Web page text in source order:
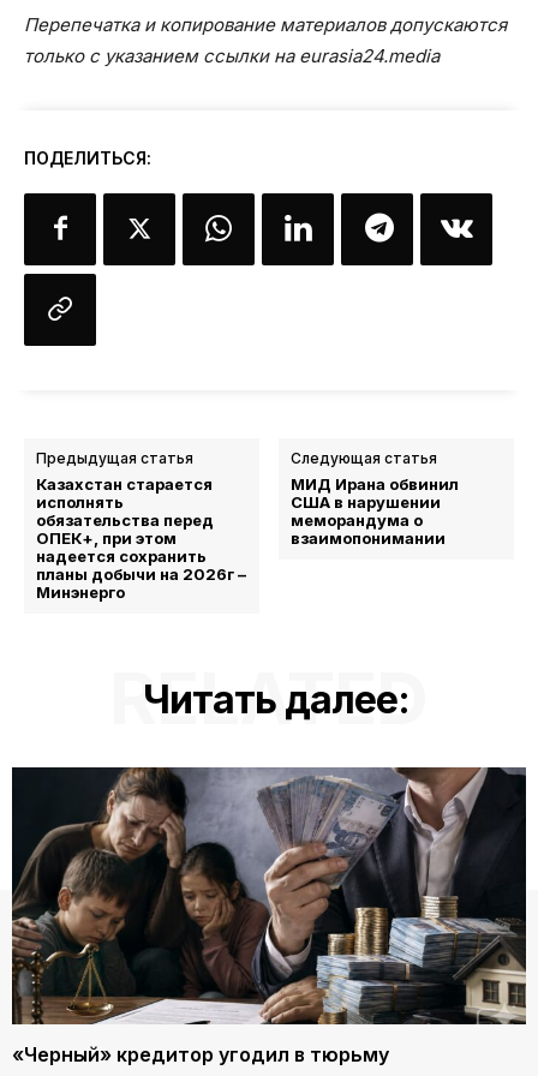
Перепечатка и копирование материалов допускаются
только с указанием ссылки на eurasia24.media
ПОДЕЛИТЬСЯ:
Предыдущая статья
Казахстан старается
исполнять
обязательства перед
ОПЕК+, при этом
надеется сохранить
планы добычи на 2026г –
Минэнерго
Следующая статья
МИД Ирана обвинил
США в нарушении
меморандума о
взаимопонимании
Читать далее:
RELATED
«Черный» кредитор угодил в тюрьму